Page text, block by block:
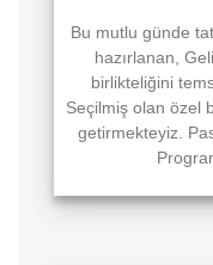
Bu mutlu günde
hazırlanan,
birlikteliğini
Seçilmiş olan özel
getirmekteyiz.